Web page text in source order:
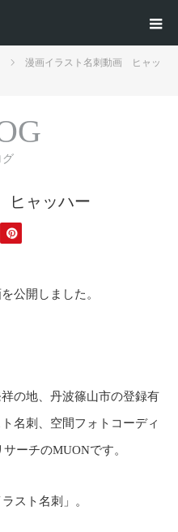
漫画イラスト名刺動画 ヒャッ
グ
ヒャッハー
公開しました。
の地、丹波篠山市の登録有
名刺、空間フォトコーディ
ーチのMUONです。
スト名刺」。